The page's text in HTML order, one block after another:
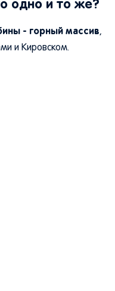
одно и то же?
- горный массив,
и Кировском.